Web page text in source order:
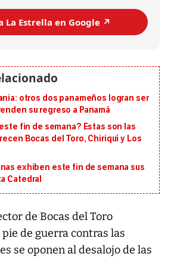
La Estrella en Google ↗️
otros dos panameños logran ser
su regreso a Panamá
fin de semana? Estas son las
Bocas del Toro, Chiriquí y Los
exhiben este fin de semana sus
Catedral
de Bocas del Toro
de guerra contras las
se oponen al desalojo de las